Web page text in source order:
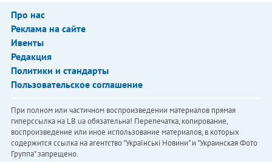
Про нас
Реклама на сайте
Ивенты
Редакция
Политики и стандарты
Пользовательское соглашение
При полном или частичном воспроизведении материалов прямая
гиперссылка на LB.ua обязательна! Перепечатка, копирование,
воспроизведение или иное использование материалов, в которых
содержится ссылка на агентство "Українськi Новини" и "Украинская Фото
Группа" запрещено.